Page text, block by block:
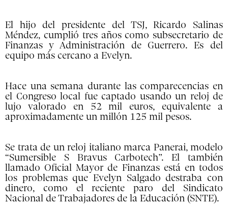
El hijo del presidente del TSJ, Ricardo Salinas
Méndez, cumplió tres años como subsecretario de
Finanzas y Administración de Guerrero. Es del
equipo más cercano a Evelyn.
Hace una semana durante las comparecencias en
el Congreso local fue captado usando un reloj de
lujo valorado en 52 mil euros, equivalente a
aproximadamente un millón 125 mil pesos.
Se trata de un reloj italiano marca Panerai, modelo
“Sumersible S Bravus Carbotech”. El también
llamado Oficial Mayor de Finanzas está en todos
los problemas que Evelyn Salgado destraba con
dinero, como el reciente paro del Sindicato
Nacional de Trabajadores de la Educación (SNTE).